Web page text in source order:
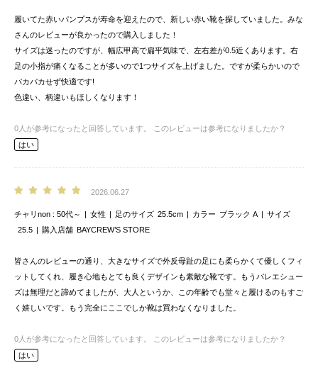
履いてた赤いパンプスが寿命を迎えたので、新しい赤い靴を探していました。みな
さんのレビューが良かったので購入しました！
サイズは迷ったのですが、幅広甲高で扁平気味で、左右差が0.5近くあります。右
足の小指が痛くなることが多いので1つサイズを上げました。ですが柔らかいので
パカパカせず快適です!
色違い、柄違いもほしくなります！
0 人が参考になったと回答しています。
このレビューは参考になりましたか？
はい
2026.06.27
チャリnon 50代～ 女性 足のサイズ 25.5cm カラー ブラック A
サイズ
25.5
購入店舗 BAYCREW’S STORE
皆さんのレビューの通り、大きなサイズで外反母趾の足にも柔らかくて優しくフィ
ットしてくれ、履き心地もとても良くデザインも素敵な靴です。もうバレエシュー
ズは無理だと諦めてましたが、大人というか、この年齢でも堂々と履けるのもすご
く嬉しいです。もう完全にここでしか靴は買わなくなりました。
0 人が参考になったと回答しています。
このレビューは参考になりましたか？
はい